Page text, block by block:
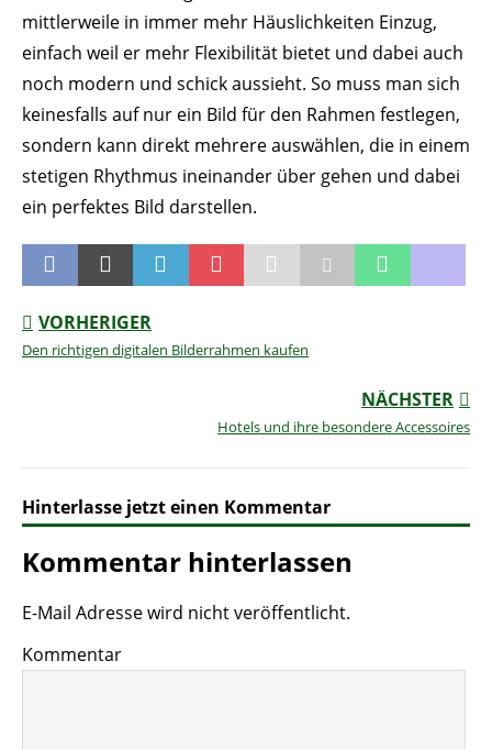
mittlerweile in immer mehr Häuslichkeiten Einzug,
einfach weil er mehr Flexibilität bietet und dabei auch
noch modern und schick aussieht. So muss man sich
keinesfalls auf nur ein Bild für den Rahmen festlegen,
sondern kann direkt mehrere auswählen, die in einem
stetigen Rhythmus ineinander über gehen und dabei
ein perfektes Bild darstellen.
VORHERIGER
Den richtigen digitalen Bilderrahmen kaufen
NÄCHSTER
Hotels und ihre besondere Accessoires
Hinterlasse jetzt einen Kommentar
Kommentar hinterlassen
E-Mail Adresse wird nicht veröffentlicht.
Kommentar